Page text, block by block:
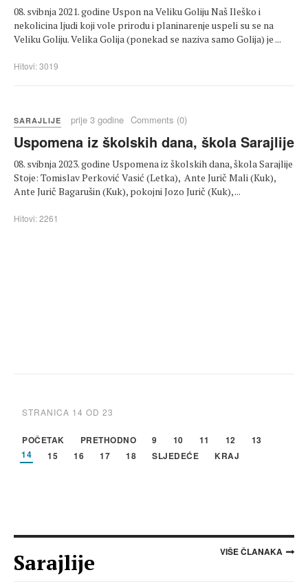
08. svibnja 2021. godine Uspon na Veliku Goliju Naš Ileško i
nekolicina ljudi koji vole prirodu i planinarenje uspeli su se na
Veliku Goliju. Velika Golija (ponekad se naziva samo Golija) je ...
Hitovi: 3019
SARAJLIJE prije 3 godine Comments (0)
Uspomena iz školskih dana, škola Sarajlije
08. svibnja 2023. godine Uspomena iz školskih dana, škola Sarajlije
Stoje: Tomislav Perković Vasić (Letka), Ante Jurič Mali (Kuk),
Ante Jurič Bagarušin (Kuk), pokojni Jozo Jurič (Kuk), ...
Hitovi: 2261
STRANICA 14 OD 23
POČETAK PRETHODNO 9 10 11 12
13
14
15 16 17 18 SLJEDEĆE KRAJ
Sarajlije VIŠE ČLANAKA